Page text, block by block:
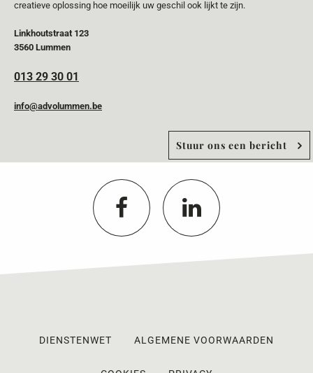
creatieve oplossing hoe moeilijk uw geschil ook lijkt te zijn.
Linkhoutstraat 123
3560 Lummen
013 29 30 01
info@advolummen.be
Stuur ons een bericht
DIENSTENWET ALGEMENE VOORWAARDEN